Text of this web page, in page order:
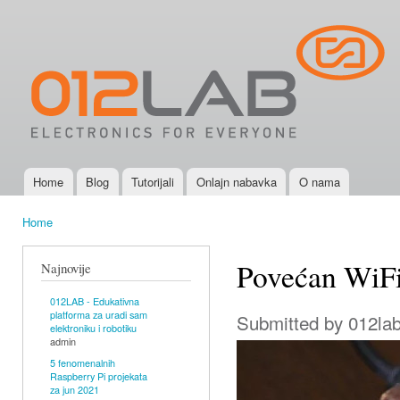
SRBIJA |
URADI
SAM
Elektronika
za svakoga
(Arduino,
Raspberry
Pi,
BeagleBone
Black,
IOIO-OTG,
LaunchPad,
motori,
Main menu
Home Blog Tutorijali Onlajn nabavka O nama
Home
Najnovije
012LAB - Edukativna
platforma za uradi sam
elektroniku i robotiku
admin
5 fenomenalnih
Raspberry Pi projekata
za jun 2021
Povećan
Submitted by